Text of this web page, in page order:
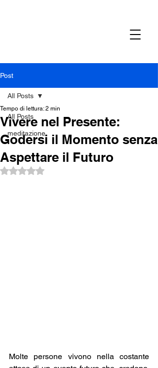
Post
All Posts
meditazione
All Posts
Vivere nel Presente:
Godersi il Momento senza
Aspettare il Futuro
Tempo di lettura: 2 min
Valutazione NaN stelle su 5.
Molte persone vivono nella costante